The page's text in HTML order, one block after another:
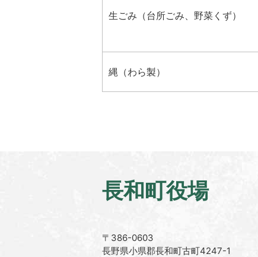
生ごみ（台所ごみ、野菜くず）
縄（わら製）
長和町役場
〒386-0603
長野県小県郡長和町古町4247-1